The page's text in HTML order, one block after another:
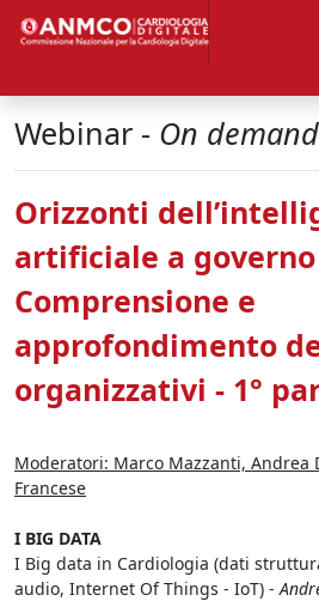
Webinar - On demand
Orizzonti
artificiale a
Comprensione e
approfondimento
organizzativi - 1°
Moderatori: Marco Mazzanti, Andrea
Francese
I BIG DATA
I Big data in Cardiologia (dati
audio, Internet Of Things - IoT) -